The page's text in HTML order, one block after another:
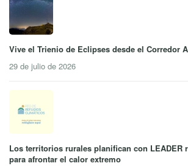
Vive el Trienio de Eclipses desde el Corredor
29 de julio de 2026
Los territorios rurales planifican con LEADER
para afrontar el calor extremo